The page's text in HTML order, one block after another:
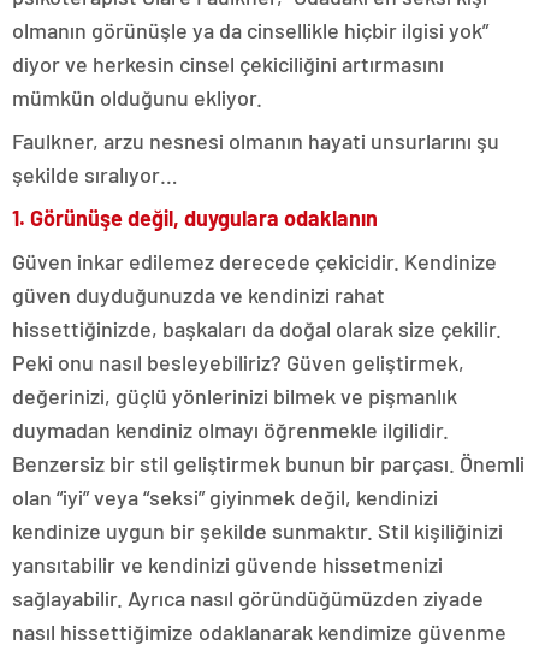
olmanın görünüşle ya da cinsellikle hiçbir ilgisi yok”
diyor ve herkesin cinsel çekiciliğini artırmasını
mümkün olduğunu ekliyor.
Faulkner, arzu nesnesi olmanın hayati unsurlarını şu
şekilde sıralıyor…
1. Görünüşe değil, duygulara odaklanın
Güven inkar edilemez derecede çekicidir. Kendinize
güven duyduğunuzda ve kendinizi rahat
hissettiğinizde, başkaları da doğal olarak size çekilir.
Peki onu nasıl besleyebiliriz? Güven geliştirmek,
değerinizi, güçlü yönlerinizi bilmek ve pişmanlık
duymadan kendiniz olmayı öğrenmekle ilgilidir.
Benzersiz bir stil geliştirmek bunun bir parçası. Önemli
olan “iyi” veya “seksi” giyinmek değil, kendinizi
kendinize uygun bir şekilde sunmaktır. Stil kişiliğinizi
yansıtabilir ve kendinizi güvende hissetmenizi
sağlayabilir. Ayrıca nasıl göründüğümüzden ziyade
nasıl hissettiğimize odaklanarak kendimize güvenme